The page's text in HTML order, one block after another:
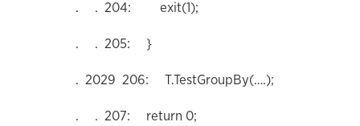
. . 204: exit(1);
. . 205: }
. 2029 206: T.TestGroupBy(….);
. . 207: return 0;